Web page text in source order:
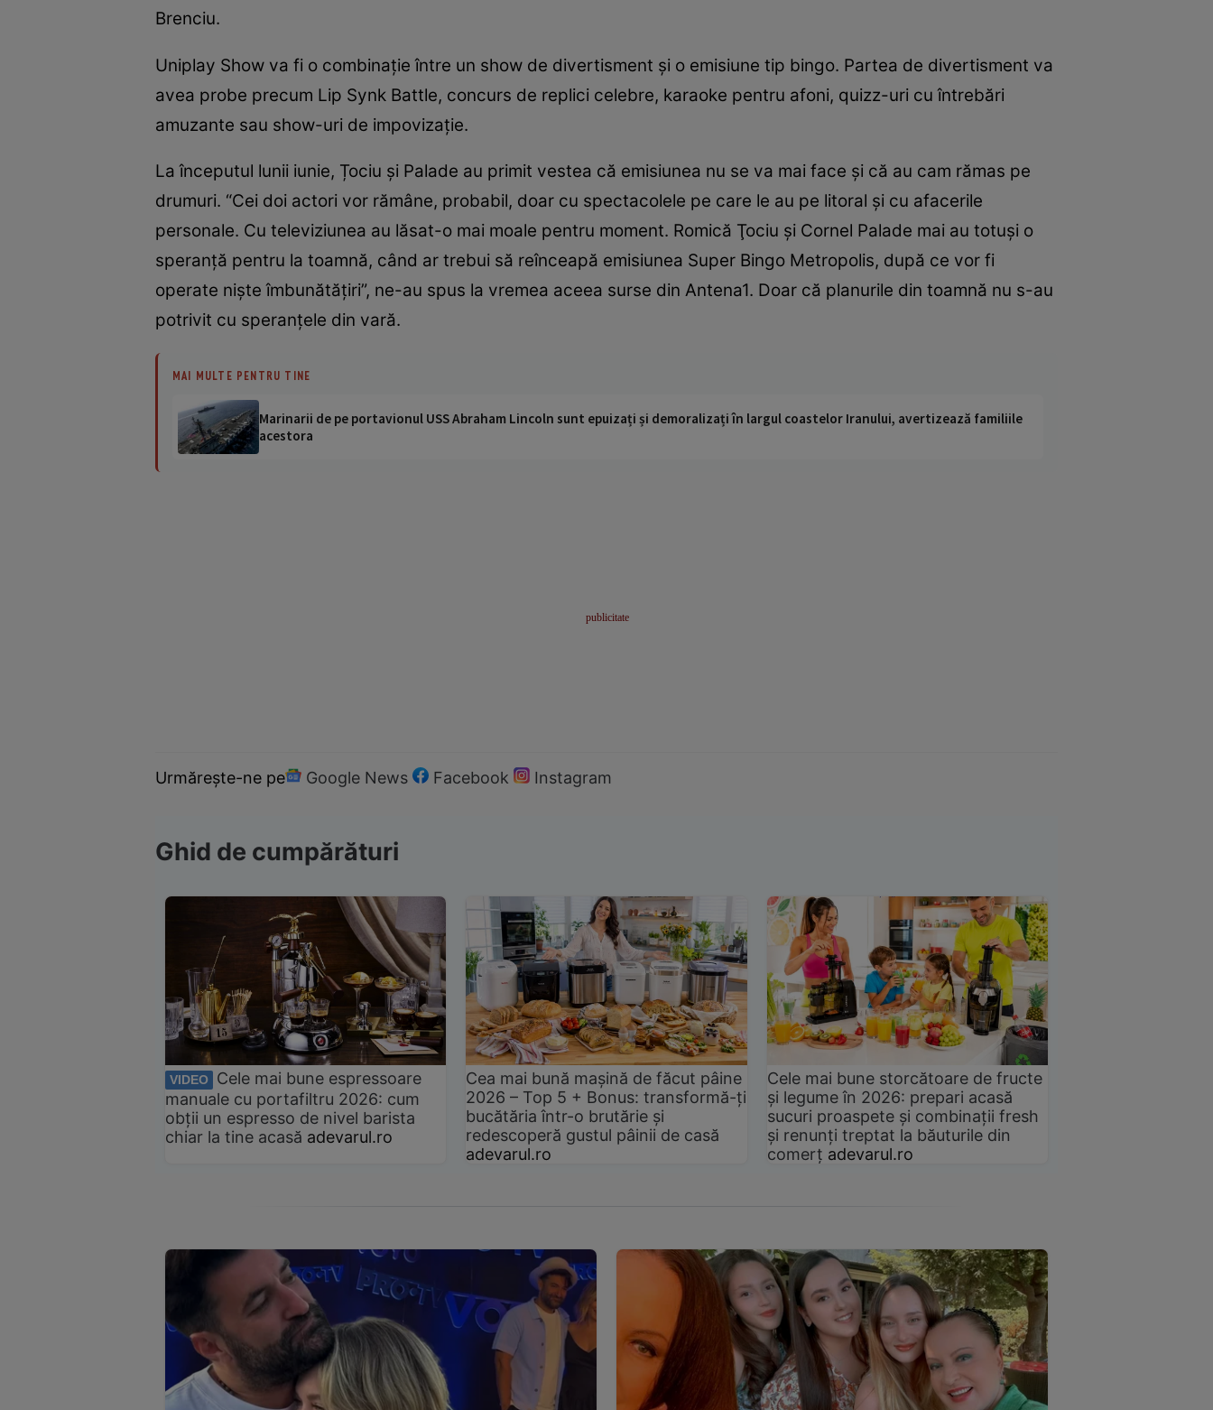
Brenciu.
Uniplay Show va fi o combinație între un show de divertisment și o emisiune tip bingo. Partea de divertisment va
avea probe precum Lip Synk Battle, concurs de replici celebre, karaoke pentru afoni, quizz-uri cu întrebări
amuzante sau show-uri de impovizație.
La începutul lunii iunie, Țociu și Palade au primit vestea că emisiunea nu se va mai face și că au cam rămas pe
drumuri. “Cei doi actori vor rămâne, probabil, doar cu spectacolele pe care le au pe litoral şi cu afacerile
personale. Cu televiziunea au lăsat-o mai moale pentru moment. Romică Ţociu şi Cornel Palade mai au totuși o
speranță pentru la toamnă, când ar trebui să reînceapă emisiunea Super Bingo Metropolis, după ce vor fi
operate niște îmbunătățiri”, ne-au spus la vremea aceea surse din Antena1. Doar că planurile din toamnă nu s-au
potrivit cu speranțele din vară.
MAI MULTE PENTRU TINE
Marinarii de pe portavionul USS Abraham Lincoln sunt epuizați și demoralizați în largul coastelor Iranului, avertizează familiile
acestora
Urmărește-ne pe Google News Facebook Instagram
Ghid de cumpărături
VIDEO
Cele mai bune espressoare
manuale cu portafiltru 2026: cum
obții un espresso de nivel barista
chiar la tine acasă adevarul.ro
Cea mai bună mașină de făcut pâine
2026 – Top 5 + Bonus: transformă-ți
bucătăria într-o brutărie și
redescoperă gustul pâinii de casă
adevarul.ro
Cele mai bune storcătoare de fructe
și legume în 2026: prepari acasă
sucuri proaspete și combinații fresh
și renunți treptat la băuturile din
comerț adevarul.ro